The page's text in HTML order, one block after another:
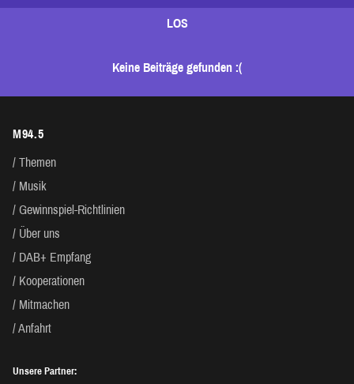
LOS
Keine Beiträge gefunden :(
M94.5
Themen
Musik
Gewinnspiel-Richtlinien
Über uns
DAB+ Empfang
Kooperationen
Mitmachen
Anfahrt
Unsere Partner: